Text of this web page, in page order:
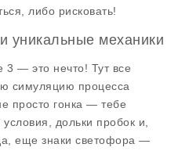
либо рисковать!
уникальные механики
3 — это нечто! Тут все
симуляцию процесса
просто гонка — тебе
дольки пробок и,
еще знаки светофора —